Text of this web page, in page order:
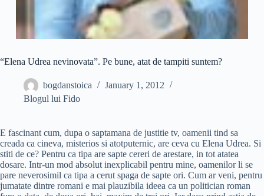
“Elena Udrea nevinovata”. Pe bune, atat de tampiti suntem?
bogdanstoica
January 1, 2012
Blogul lui Fido
E fascinant cum, dupa o saptamana de justitie tv, oamenii tind sa
creada ca cineva, misterios si atotputernic, are ceva cu Elena Udrea. Si
stiti de ce? Pentru ca tipa are sapte cereri de arestare, in tot atatea
dosare. Intr-un mod absolut inexplicabil pentru mine, oamenilor li se
pare neverosimil ca tipa a cerut spaga de sapte ori. Cum ar veni, pentru
jumatate dintre romani e mai plauzibila ideea ca un politician roman